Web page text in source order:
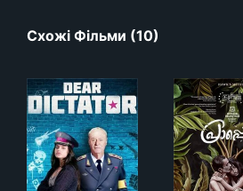
Схожі Фільми (10)